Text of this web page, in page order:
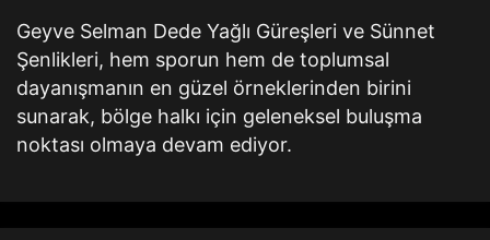
Geyve Selman Dede Yağlı Güreşleri ve Sünnet
Şenlikleri, hem sporun hem de toplumsal
dayanışmanın en güzel örneklerinden birini
sunarak, bölge halkı için geleneksel buluşma
noktası olmaya devam ediyor.